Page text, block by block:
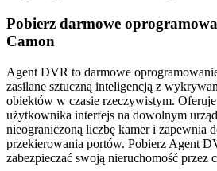
Pobierz darmowe
Camon
Agent DVR to darmowe
zasilane sztuczną inteligencją z
obiektów w czasie rzeczywistym.
użytkownika interfejs na dowolnym
nieograniczoną liczbę kamer i zapewnia
przekierowania portów. Pobierz Agent
zabezpieczać swoją nieruchomość przez